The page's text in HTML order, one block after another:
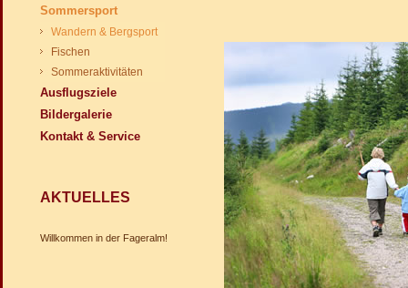
Sommersport
Wandern & Bergsport
Fischen
Sommeraktivitäten
Ausflugsziele
Bildergalerie
Kontakt & Service
AKTUELLES